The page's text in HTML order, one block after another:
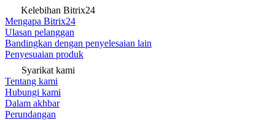
Kelebihan Bitrix24
Mengapa Bitrix24
Ulasan pelanggan
Bandingkan dengan penyelesaian lain
Penyesuaian produk
Syarikat kami
Tentang kami
Hubungi kami
Dalam akhbar
Perundangan